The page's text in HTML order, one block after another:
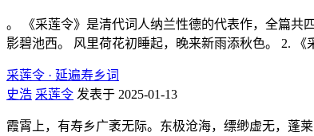
。 《采莲令》是清代词人纳兰性德的代表作，全篇共
影碧池西。 风里荷花初睡起，晚来新雨添秋色。 2.
采莲令 · 延遍寿乡词
史浩 采莲令 发表于 2025-01-13
霞霄上，有寿乡广袤无际。东极沧海，缥缈虚无，蓬